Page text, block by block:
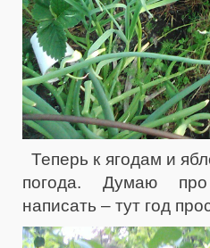
Теперь к ягодам и
погода. Думаю
написать – тут год